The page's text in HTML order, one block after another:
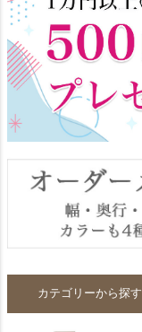
カテゴリーから探す